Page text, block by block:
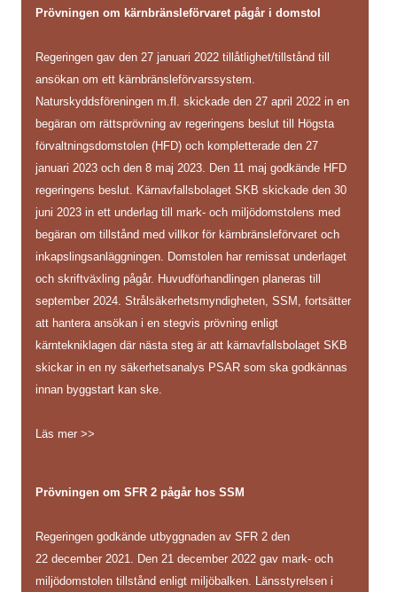
Prövningen om kärnbränsleförvaret pågår i domstol
Regeringen gav den 27 januari 2022 tillåtlighet/tillstånd till
ansökan om ett kärnbränsleförvarssystem.
Naturskyddsföreningen m.fl. skickade den 27 april 2022 in en
begäran om rättsprövning av regeringens beslut till Högsta
förvaltningsdomstolen (HFD) och kompletterade den 27
januari 2023 och den 8 maj 2023. Den 11 maj godkände HFD
regeringens beslut. Kärnavfallsbolaget SKB skickade den 30
juni 2023 in ett underlag till mark- och miljödomstolens med
begäran om tillstånd med villkor för kärnbränsleförvaret och
inkapslingsanläggningen. Domstolen har remissat underlaget
och skriftväxling pågår. Huvudförhandlingen planeras till
september 2024. Strålsäkerhetsmyndigheten, SSM, fortsätter
att hantera ansökan i en stegvis prövning enligt
kärntekniklagen där nästa steg är att kärnavfallsbolaget SKB
skickar in en ny säkerhetsanalys PSAR som ska godkännas
innan byggstart kan ske.
Läs mer >>
Prövningen om SFR 2 pågår hos SSM
Regeringen godkände utbyggnaden av SFR 2 den
22 december 2021. Den 21 december 2022 gav mark- och
miljödomstolen tillstånd enligt miljöbalken. Länsstyrelsen i